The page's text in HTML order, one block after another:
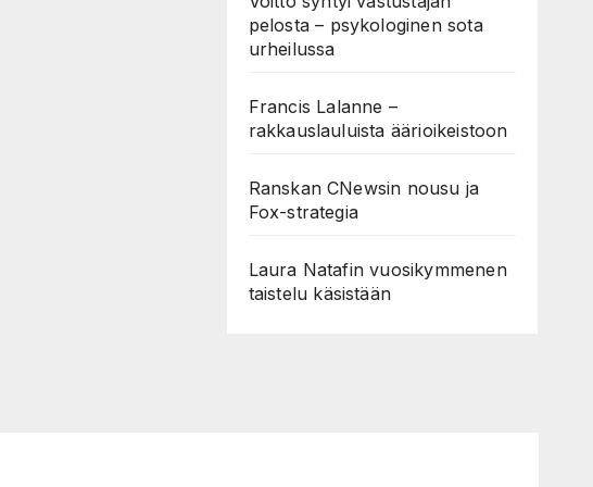
pelosta – psykologinen sota
urheilussa
Francis Lalanne –
rakkauslauluista äärioikeistoon
Ranskan CNewsin nousu ja
Fox-strategia
Laura Natafin vuosikymmenen
taistelu käsistään